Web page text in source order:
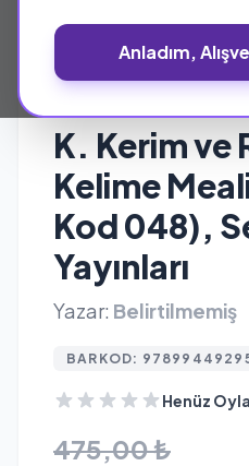
Anladım,
K. Kerim ve
Kelime
Kod 048),
Yayınları
Yazar: Belirtilmemiş
BARKOD:
Henüz
475,00 ₺